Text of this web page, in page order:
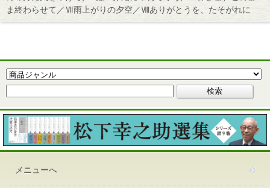
ま終わらせて／Ⅶ雨上がりの夕空／Ⅷありがとうを、たそがれに
メニューへ